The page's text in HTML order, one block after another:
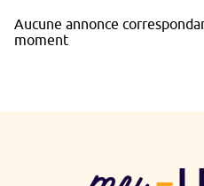
Aucune annonce
moment